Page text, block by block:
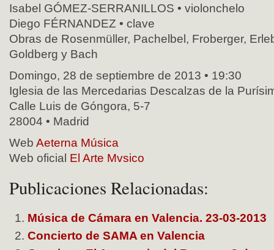
Isabel GÓMEZ-SERRANILLOS • violonchelo
Diego FÉRNANDEZ • clave
Obras de Rosenmüller, Pachelbel, Froberger,
Goldberg y Bach
Domingo, 28 de septiembre de 2013 • 19:30
Iglesia de las Mercedarias Descalzas de la
Calle Luis de Góngora, 5-7
28004 • Madrid
Web Aeterna Música
Web oficial El Arte Mvsico
Publicaciones Relacionadas:
Música de Cámara en Valencia. 23-03-2013
Concierto de SAMA en Valencia